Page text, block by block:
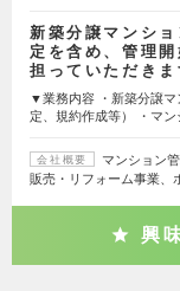
新築分譲マンシ
定を含め、管理
担っていただき
▼業務内容 ・新築分譲マ
定、規約作成等） ・マ
会社概要
マンション
販売・リフォーム事業、
興